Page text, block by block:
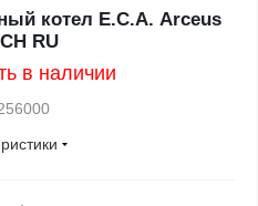
котел E.C.A. Arceus
RU
в наличии